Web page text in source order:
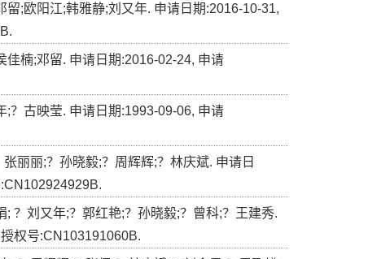
;欧阳江;韩雅静;刘又年. 申请日期:2016-10-31,
佳楠;邓留. 申请日期:2016-02-24, 申请
;？古映莹. 申请日期:1993-09-06, 申请
丽丽;？孙晓毅;？周辉辉;？林庆斌. 申请日
？刘又年;？郭红艳;？孙晓毅;？曾科;？王建秀.
权号:CN103191060B.